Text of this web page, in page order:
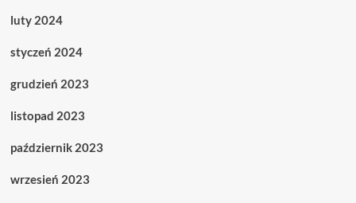
luty 2024
styczeń 2024
grudzień 2023
listopad 2023
październik 2023
wrzesień 2023